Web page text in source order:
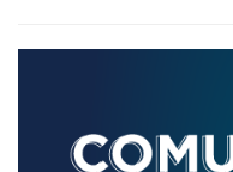
PORTAL DE PROFESSORES/